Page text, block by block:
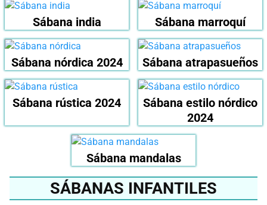
Sábana india Sábana marroquí
Sábana nórdica 2024 Sábana atrapasueños
Sábana rústica 2024
Sábana estilo nórdico
2024
Sábana mandalas
SÁBANAS INFANTILES